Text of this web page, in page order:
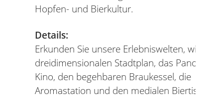
Hopfen- und Bierkultur.
Details:
Erkunden Sie unsere Erlebniswelten, wie den
dreidimensionalen Stadtplan, das Panorama-
Kino, den begehbaren Braukessel, die
Aromastation und den medialen Biertisch.